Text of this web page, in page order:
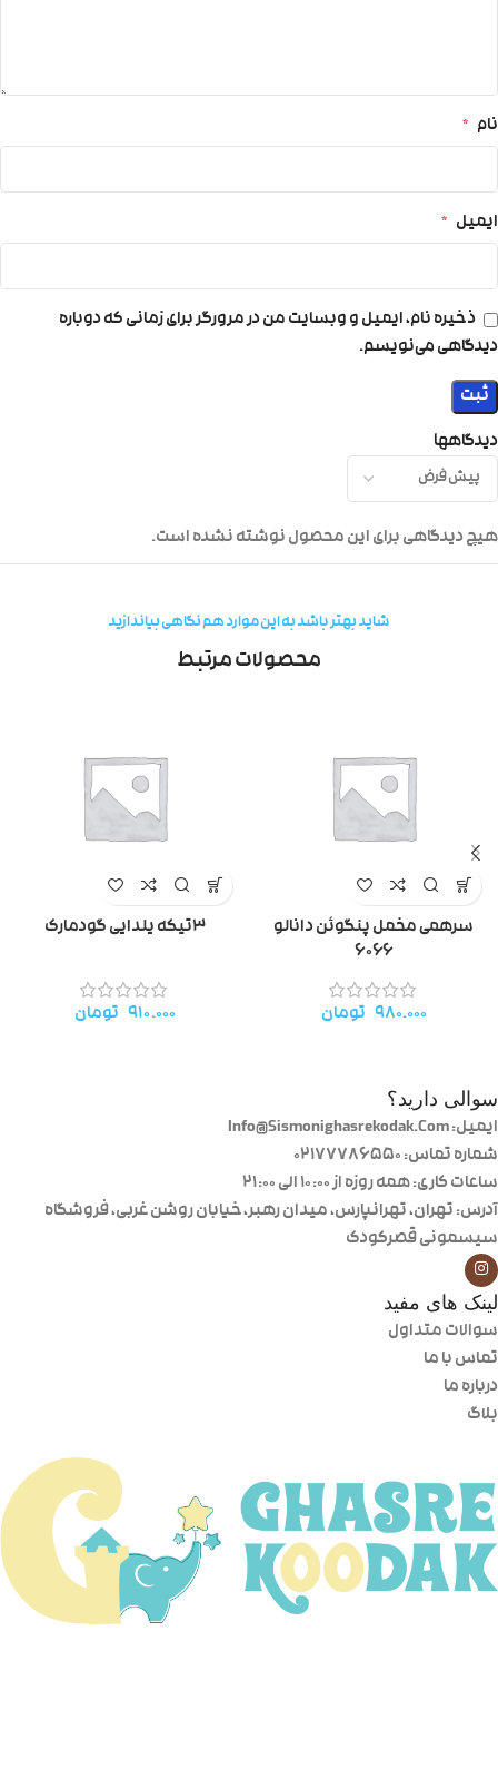
دیدگاهها
هیچ دیدگاهی برای این محصول نوشته نشده است.
نام *
ایمیل *
ذخیره نام، ایمیل و وبسایت من در مرورگر برای زمانی که دوباره
دیدگاهی می‌نویسم.
شاید بهتر باشد به این موارد هم نگاهی بیاندازید
محصولات مرتبط
سرهمی مخمل پنگوئن دانالو
۶۰۶۶
۹۸۰.۰۰۰ تومان
۳تیکه یلدایی گودمارک
۹۱۰.۰۰۰ تومان
سوالی دارید؟
ایمیل: Info@Sismonighasrekodak.Com
شماره تماس: 02177786550
ساعات کاری: همه روزه از ۱۰:۰۰ الی ۲۱:۰۰
آدرس: تهران، تهرانپارس، میدان رهبر، خیابان روشن غربی، فروشگاه
سیسمونی قصرکودک
لینک های مفید
سوالات متداول
تماس با ما
درباره ما
بلاگ